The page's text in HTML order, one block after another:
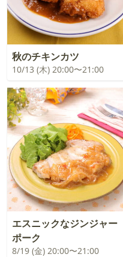
秋のチキンカツ
10/13 (木) 20:00〜21:00
エスニックなジンジャー
ポーク
8/19 (金) 20:00〜21:00